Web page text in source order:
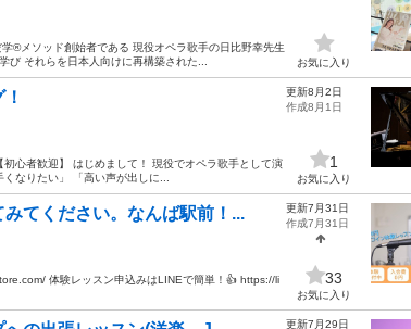
®︎メソッド創始者である 現役オペラ歌手の日比野幸先生
それらを日本人向けに再構築された...
お気に入り
心者歓迎】 はじめまして！ 現役でオペラ歌手として演
なりたい」 「高い声が出しに...
更新8月2日
作成8月1日
1
お気に入り
てください。なんば駅前！...
体験レッスン申込みはLINEで簡単！👍 https://li
更新7月31日
作成7月31日
33
お気に入り
更新7月29日